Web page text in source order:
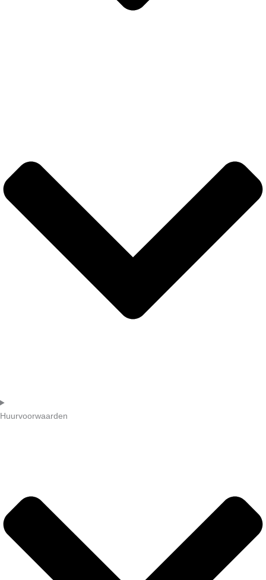
Huurvoorwaarden